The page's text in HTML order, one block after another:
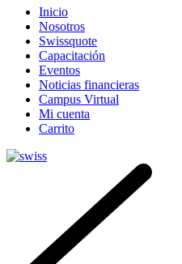
Inicio
Nosotros
Swissquote
Capacitación
Eventos
Noticias financieras
Campus Virtual
Mi cuenta
Carrito